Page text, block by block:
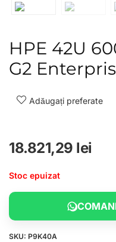
HPE 42U
G2
Adăugați preferate
18.821,29 lei
Stoc epuizat
SKU: P9K40A